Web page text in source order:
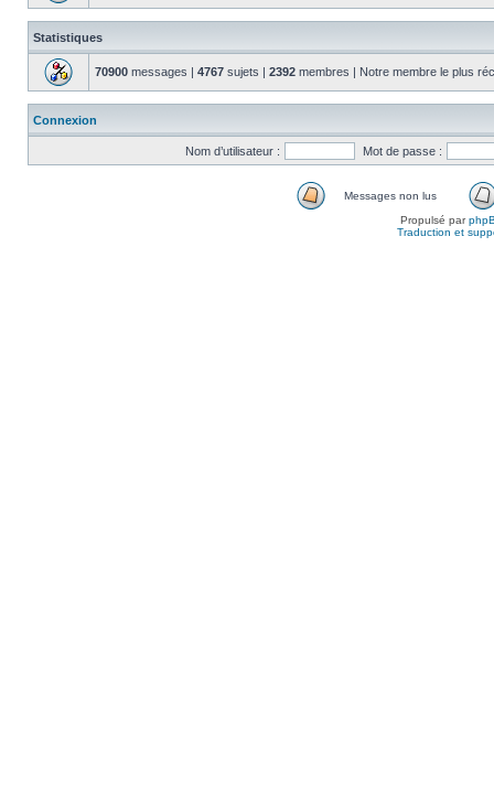
Statistiques
70900 messages | 4767 sujets | 2392 membres | Notre membre le plus
Connexion
Nom d’utilisateur : Mot de passe :
Messages non lus
Propulsé par
Traduction et